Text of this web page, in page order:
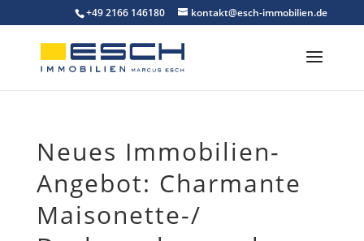
to
content
+49 2166 146180 kontakt@esch-immobilien.de
Neues Immobilien-
Angebot: Charmante
Maisonette-/